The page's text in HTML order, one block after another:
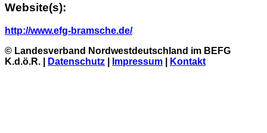
Website(s):
http://www.efg-bramsche.de/
© Landesverband Nordwestdeutschland im BEFG
K.d.ö.R. |
Datenschutz Impressum Kontakt